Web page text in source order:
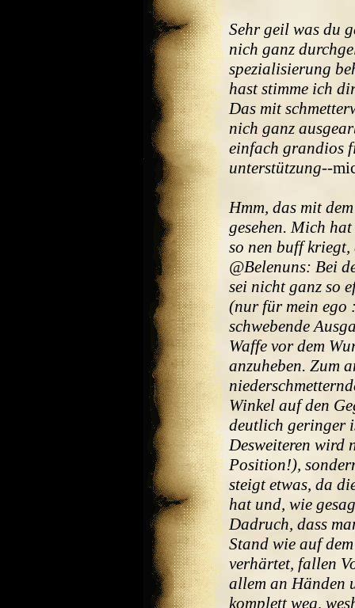
Sehr geil was du
nich ganz
spezialisierung
hast stimme ich
Das mit
nich ganz
einfach grandios
unterstützung--
Hmm, das mit
gesehen. Mich
so nen buff kriegt,
@Belenuns: Bei
sei nicht ganz so
(nur für mein ego
schwebende
Waffe vor dem
anzuheben. Zum
Winkel auf den
deutlich geringer
Desweiteren wird
Position!),
steigt etwas, da
hat und, wie
Dadruch, dass
Stand wie auf
verhärtet, fallen
allem an Händen
komplett weg,